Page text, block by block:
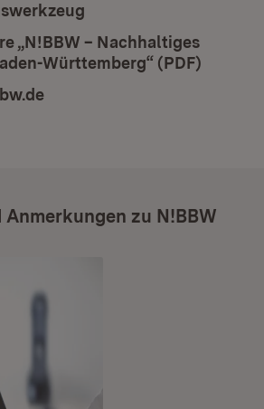
„N!BBW – Nachhaltiges
Württemberg“ (PDF)
Anmerkungen zu N!BBW